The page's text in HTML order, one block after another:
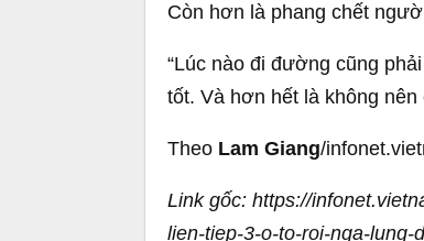
Còn hơn là phang chết
“Lúc nào đi đường cũng
tốt. Và hơn hết là không
Theo Lam Giang/
Link gốc: https://
lien-tiep-3-o-to-roi-nga-lung-